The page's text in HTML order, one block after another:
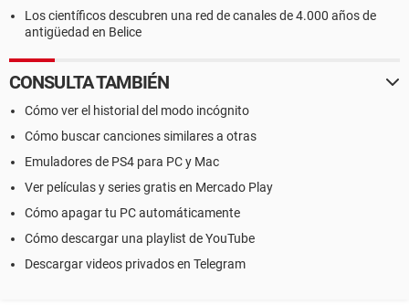
Los científicos descubren una red de canales de 4.000 años de
antigüedad en Belice
CONSULTA TAMBIÉN
Cómo ver el historial del modo incógnito
Cómo buscar canciones similares a otras
Emuladores de PS4 para PC y Mac
Ver películas y series gratis en Mercado Play
Cómo apagar tu PC automáticamente
Cómo descargar una playlist de YouTube
Descargar videos privados en Telegram